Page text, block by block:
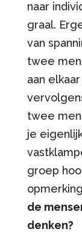
naar
graal.
van
twee
aan
twee
je
groep
de
denken?